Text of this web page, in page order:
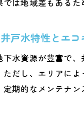
では地域差もある
戸水特性とエ
下水資源が豊富で
ただし、エリアに
定期的なメンテナ